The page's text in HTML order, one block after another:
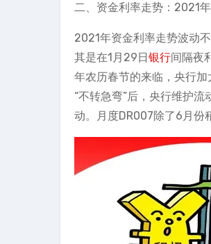
二、资金利率走势：2021
2021年资金利率走势波动
其是在1月29日 银行间隔夜
年农历春节的来临，央行
“不转急弯”后，央行维护
动。月度DR007除了6月份